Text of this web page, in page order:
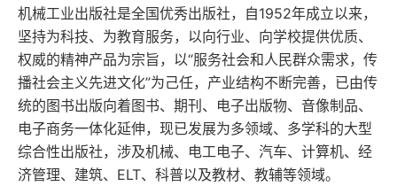
机械工业出版社是全国优秀出版社，自1952年成立以来，
坚持为科技、为教育服务，以向行业、向学校提供优质、
权威的精神产品为宗旨，以“服务社会和人民群众需求，传
播社会主义先进文化”为己任，产业结构不断完善，已由传
统的图书出版向着图书、期刊、电子出版物、音像制品、
电子商务一体化延伸，现已发展为多领域、多学科的大型
综合性出版社，涉及机械、电工电子、汽车、计算机、经
济管理、建筑、ELT、科普以及教材、教辅等领域。